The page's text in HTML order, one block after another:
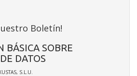
Boletín!
BÁSICA SOBRE
DATOS
S.L.U.